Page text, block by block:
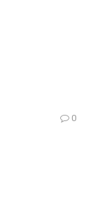
0